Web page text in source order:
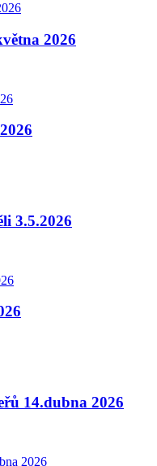
2026
3.5.2026
14.dubna 2026
2026